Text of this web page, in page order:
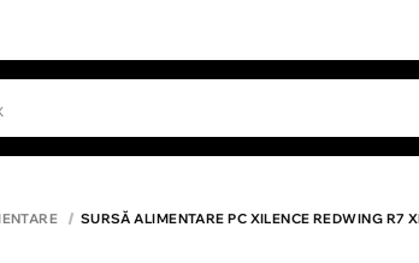
SURSĂ ALIMENTARE PC XILENCE REDWING R7